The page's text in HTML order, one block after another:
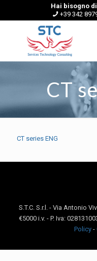
Hai bisogno
+39 342
CT
CT series ENG
S.T.C. S.r.l. - Via Antonio
€5000 i.v. - P. Iva:
Policy -